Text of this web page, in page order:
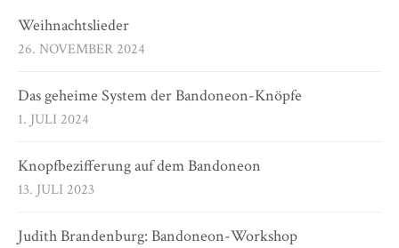
Weihnachtslieder
26. NOVEMBER 2024
Das geheime System der Bandoneon-Knöpfe
1. JULI 2024
Knopfbezifferung auf dem Bandoneon
13. JULI 2023
Judith Brandenburg: Bandoneon-Workshop